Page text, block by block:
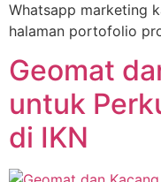
Whatsapp marketing
halaman portofolio
Geomat
untuk
di IKN